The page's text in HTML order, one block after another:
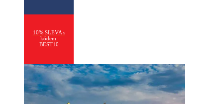
10% SLEVA s
kódem:
BEST10